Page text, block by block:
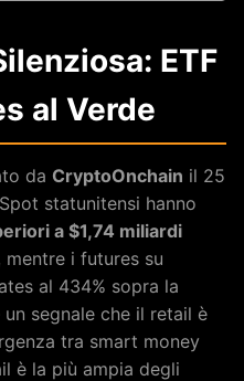
ETF
al Verde
da CryptoOnchain il 25
statunitensi hanno
a $1,74 miliardi
mentre i futures su
al 434% sopra la
segnale che il retail è
tra smart money
è la più ampia degli